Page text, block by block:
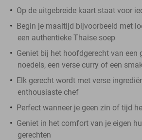
Op de uitgebreide kaart staat voor
Begin je maaltijd bijvoorbeeld met
een authentieke Thaise soep
Geniet bij het hoofdgerecht van een
noedels, een verse curry of een
Elk gerecht wordt met verse
enthousiaste chef
Perfect wanneer je geen zin of tijd
Geniet in het comfort van je eigen
gerechten